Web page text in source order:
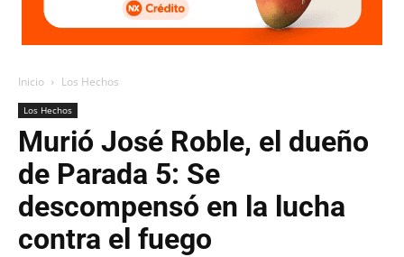
Inicio Los Hechos
Los Hechos
Murió José Roble, el dueño
de Parada 5: Se
descompensó en la lucha
contra el fuego